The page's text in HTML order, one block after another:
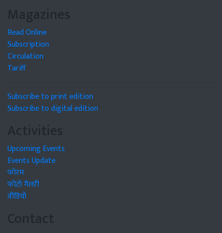
Magazines
Read Online
Subscription
Circulation
Tariff
Subscribe to print edition
Subscribe to digital edition
Activities
Upcoming Events
Events Update
फोरम
फोटो गैलरी
वीडियो
Contact